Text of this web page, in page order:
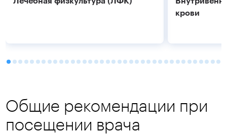
крови
Общие рекомендации при
посещении врача